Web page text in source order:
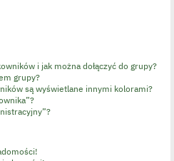
i jak można dołączyć do grupy?
grupy?
są wyświetlane innymi kolorami?